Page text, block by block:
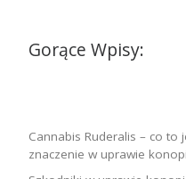
Gorące Wpisy:
Cannabis Ruderalis – co
znaczenie w uprawie